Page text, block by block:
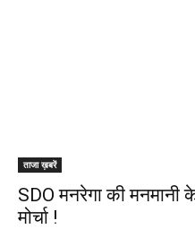
ताजा ख़बरें
SDO मनरेगा की
मोर्चा !